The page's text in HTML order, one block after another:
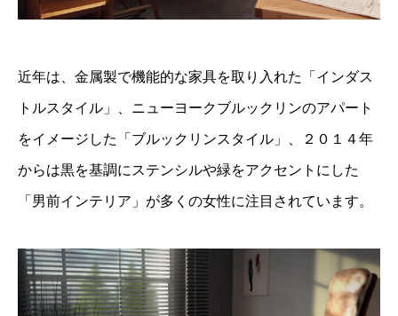
近年は、金属製で機能的な家具を取り入れた「インダス
トルスタイル」、ニューヨークブルックリンのアパート
をイメージした「ブルックリンスタイル」、２０１４年
からは黒を基調にステンシルや緑をアクセントにした
「男前インテリア」が多くの女性に注目されています。